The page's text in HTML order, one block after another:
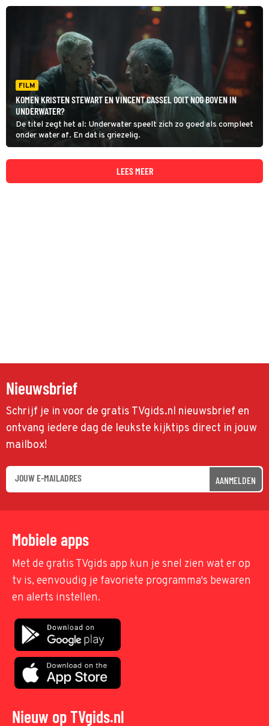
FILM
KOMEN KRISTEN STEWART EN VINCENT CASSEL OOIT NOG BOVEN IN
UNDERWATER?
De titel zegt het al: Underwater speelt zich zo goed als compleet
onder water af. En dat is griezelig.
LEES MEER
Nieuwsbrief
Schrijf je in voor de gratis TVgids.nl nieuwsbrief en
ontvang iedere dag de leukste kijktips direct in jouw
mailbox!
AANMELDEN
Mobiele apps
Met de gratis TVgids app kun je snel zien wat er op
tv is, eenvoudig je favoriete programma's bewaren
en alerts instellen.
Nieuw op TVgids.nl